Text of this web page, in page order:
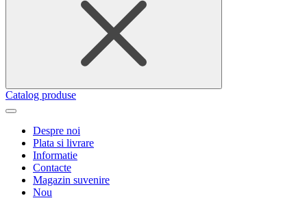
Catalog produse
Despre noi
Plata si livrare
Informatie
Contacte
Magazin suvenire
Nou